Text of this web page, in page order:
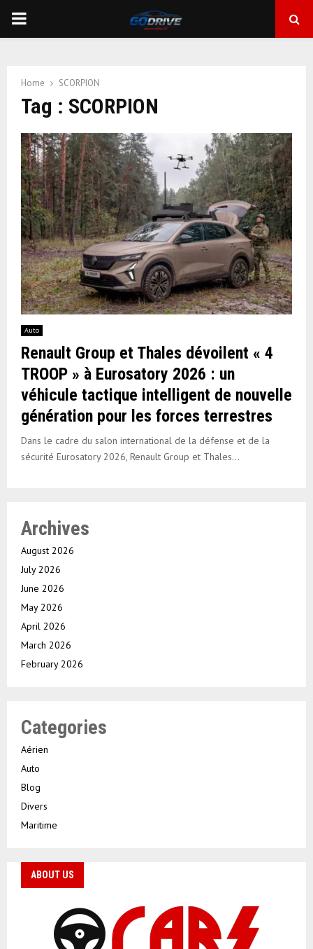
PRIMARY
Home SCORPION
Tag : SCORPION
Auto
Renault Group et Thales dévoilent « 4
TROOP » à Eurosatory 2026 : un
véhicule tactique intelligent de nouvelle
génération pour les forces terrestres
Dans le cadre du salon international de la défense et de la
sécurité Eurosatory 2026, Renault Group et Thales...
Archives
August 2026
July 2026
June 2026
May 2026
April 2026
March 2026
February 2026
Categories
Aérien
Auto
Blog
Divers
Maritime
ABOUT US